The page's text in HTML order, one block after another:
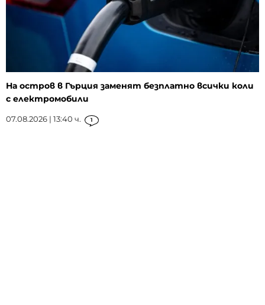
На остров в Гърция заменят безплатно всички коли
с електромобили
07.08.2026 | 13:40 ч. 1